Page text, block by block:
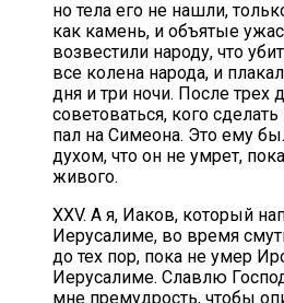
но тела его не нашли,
как камень, и объятые
возвестили народу, что
все колена народа, и
дня и три ночи. После трех
советоваться, кого
пал на Симеона. Это ему
духом, что он не умрет,
живого.
XXV. А я, Иаков, который
Иерусалиме, во время
до тех пор, пока не умер
Иерусалиме. Славлю
мне премудрость, чтобы